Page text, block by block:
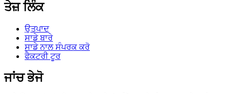
ਤੇਜ਼ ਲਿੰਕ
ਉਤਪਾਦ
ਸਾਡੇ ਬਾਰੇ
ਸਾਡੇ ਨਾਲ ਸੰਪਰਕ ਕਰੋ
ਫੈਕਟਰੀ ਟੂਰ
ਜਾਂਚ ਭੇਜੋ